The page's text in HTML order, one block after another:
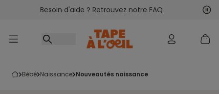
Accéder au contenu
Besoin d'aide ? Retrouvez notre FAQ
bébé naissance nouveautés naissance